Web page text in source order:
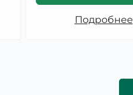
Подробнее